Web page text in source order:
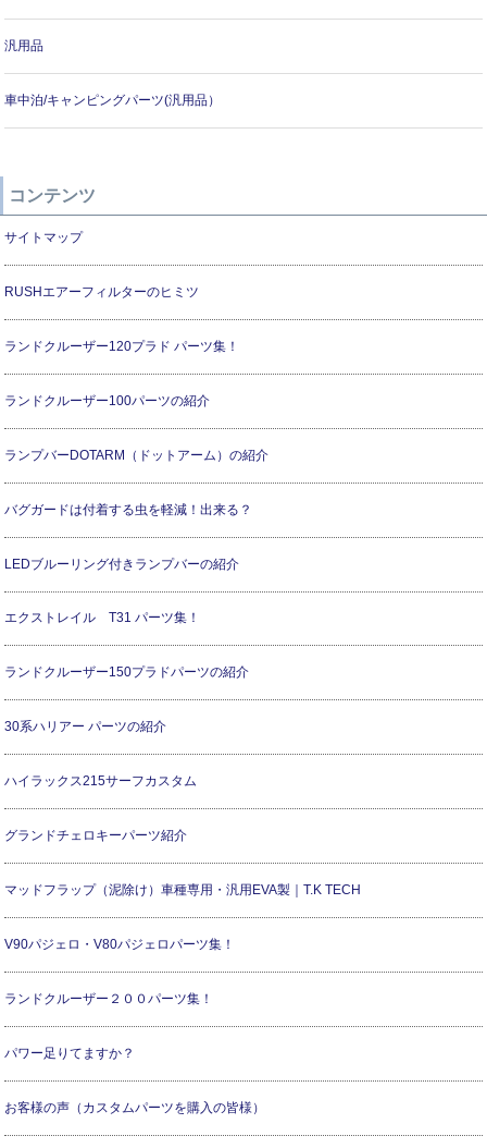
汎用品
車中泊/キャンピングパーツ(汎用品）
コンテンツ
サイトマップ
RUSHエアーフィルターのヒミツ
ランドクルーザー120プラド パーツ集！
ランドクルーザー100パーツの紹介
ランプバーDOTARM（ドットアーム）の紹介
バグガードは付着する虫を軽減！出来る？
LEDブルーリング付きランプバーの紹介
エクストレイル T31 パーツ集！
ランドクルーザー150プラドパーツの紹介
30系ハリアー パーツの紹介
ハイラックス215サーフカスタム
グランドチェロキーパーツ紹介
マッドフラップ（泥除け）車種専用・汎用EVA製｜T.K TECH
V90パジェロ・V80パジェロパーツ集！
ランドクルーザー２００パーツ集！
パワー足りてますか？
お客様の声（カスタムパーツを購入の皆様）